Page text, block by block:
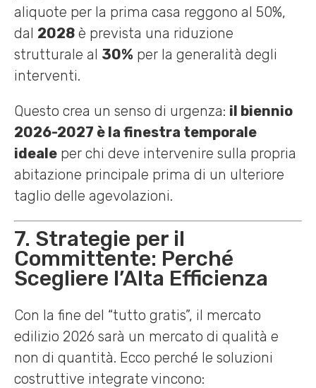
aliquote per la prima casa reggono al 50%,
dal 2028 è prevista una riduzione
strutturale al 30% per la generalità degli
interventi.
Questo crea un senso di urgenza: il biennio
2026-2027 è la finestra temporale
ideale per chi deve intervenire sulla propria
abitazione principale prima di un ulteriore
taglio delle agevolazioni.
7. Strategie per il
Committente: Perché
Scegliere l’Alta Efficienza
Con la fine del “tutto gratis”, il mercato
edilizio 2026 sarà un mercato di qualità e
non di quantità. Ecco perché le soluzioni
costruttive integrate vincono: